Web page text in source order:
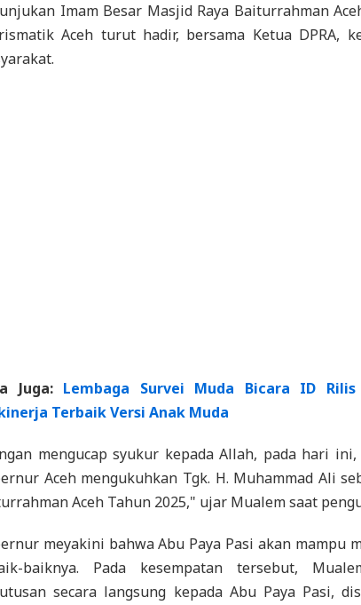
Imam Besar Masjid Raya Baiturrahman
Aceh turut hadir, bersama Ketua DPRA,
Juga: Lembaga Survei Muda Bicara ID
Terbaik Versi Anak Muda
mengucap syukur kepada Allah, pada hari
Aceh mengukuhkan Tgk. H. Muhammad Ali
Aceh Tahun 2025," ujar Mualem saat
meyakini bahwa Abu Paya Pasi akan mampu
baiknya. Pada kesempatan tersebut,
secara langsung kepada Abu Paya Pasi,